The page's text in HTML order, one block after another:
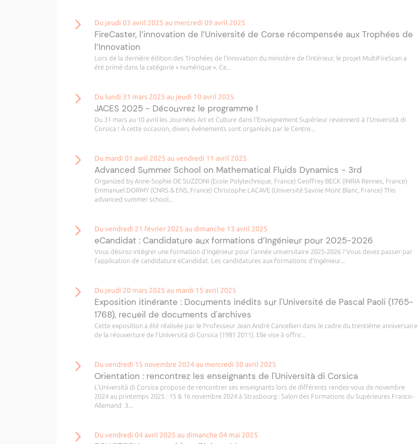
Du jeudi 03 avril 2025 au mercredi 09 avril 2025
FireCaster, l’innovation de l’Université de Corse récompensée aux Trophées de
l’Innovation
Lors de la dernière édition des Trophées de l’Innovation du ministère de l’Intérieur, le projet MultiFireScan a
été primé dans la catégorie « numérique ». Ce...
Du lundi 31 mars 2025 au jeudi 10 avril 2025
JACES 2025 - Découvrez le programme !
Du 31 mars au 10 avril les Journées Art et Culture dans l'Enseignement Supérieur reviennent à l'Università di
Corsica ! À cette occasion, divers événements sont organisés par le Centre...
Du mardi 01 avril 2025 au vendredi 11 avril 2025
Advanced Summer School on Mathematical Fluids Dynamics - 3rd
Organized by Anne-Sophie DE SUZZONI (Ecole Polytechnique, France) Geoffrey BECK (INRIA Rennes, France)
Emmanuel DORMY (CNRS & ENS, France) Christophe LACAVE (Université Savoie Mont Blanc, France) This
advanced summer school...
Du vendredi 21 février 2025 au dimanche 13 avril 2025
eCandidat : Candidature aux formations d’Ingénieur pour 2025-2026
Vous désirez intégrer une formation d’Ingénieur pour l'année universitaire 2025-2026 ? Vous devez passer par
l'application de candidature eCandidat. Les candidatures aux formations d’Ingénieur...
Du jeudi 20 mars 2025 au mardi 15 avril 2025
Exposition itinérante : Documents inédits sur l'Université de Pascal Paoli (1765-
1768), recueil de documents d'archives
Cette exposition a été réalisée par le Professeur Jean André Cancellieri dans le cadre du trentième anniversaire
de la réouverture de l'Università di Corsica (1981 2011). Elle vise à offrir...
Du vendredi 15 novembre 2024 au mercredi 30 avril 2025
Orientation : rencontrez les enseignants de l'Università di Corsica
L'Università di Corsica propose de rencontrer ses enseignants lors de différents rendez-vous de novembre
2024 au printemps 2025 : 15 & 16 novembre 2024 à Strasbourg : Salon des Formations du Supérieures Franco-
Allemand 3...
Du vendredi 04 avril 2025 au dimanche 04 mai 2025